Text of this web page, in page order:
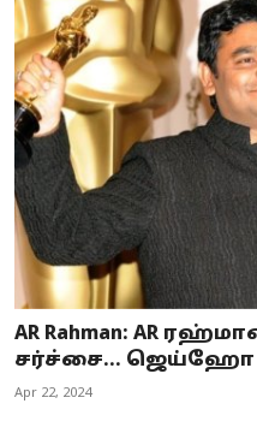
AR Rahman: AR
சர்ச்சை… ஜெய்ஹோ
Apr 22, 2024